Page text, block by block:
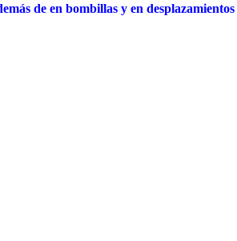
de en bombillas y en desplazamientos